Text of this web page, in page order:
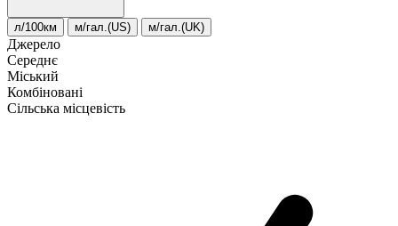
л/100км м/гал.(US) м/гал.(UK)
Джерело
Середнє
Міський
Комбіновані
Сільська місцевість